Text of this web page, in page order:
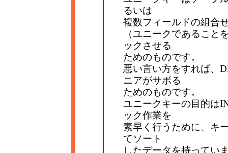
るいは
複数フィールドの組合
（ユニークであること
ックさせる
ためのものです。
悪い言い方をすれば、
ニアがサボる
ためのものです。
ユニークキーの目的は
ック作業を
素早く行うために、キ
てソート
したデータを持ってい